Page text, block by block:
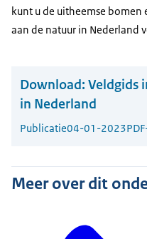
kunt u de uitheemse bomen
aan de natuur in Nederland
Download: Veldgids
in Nederland
Publicatie04-01-2023
Meer over dit